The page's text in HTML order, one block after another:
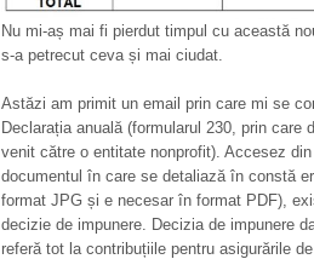
Nu mi-aș mai fi pierdut timpul cu această
s-a petrecut ceva și mai ciudat.
Astăzi am primit un email prin care mi se
Declarația anuală (formularul 230, prin care
venit către o entitate nonprofit). Accesez
documentul în care se detaliază în constă
format JPG și e necesar în format PDF),
decizie de impunere. Decizia de impunere
referă tot la contribuțiile pentru asigurările